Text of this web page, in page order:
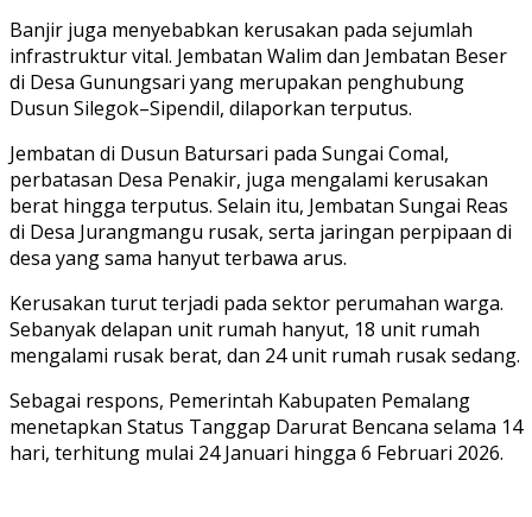
Banjir juga menyebabkan kerusakan pada sejumlah
infrastruktur vital. Jembatan Walim dan Jembatan Beser
di Desa Gunungsari yang merupakan penghubung
Dusun Silegok–Sipendil, dilaporkan terputus.
Jembatan di Dusun Batursari pada Sungai Comal,
perbatasan Desa Penakir, juga mengalami kerusakan
berat hingga terputus. Selain itu, Jembatan Sungai Reas
di Desa Jurangmangu rusak, serta jaringan perpipaan di
desa yang sama hanyut terbawa arus.
Kerusakan turut terjadi pada sektor perumahan warga.
Sebanyak delapan unit rumah hanyut, 18 unit rumah
mengalami rusak berat, dan 24 unit rumah rusak sedang.
Sebagai respons, Pemerintah Kabupaten Pemalang
menetapkan Status Tanggap Darurat Bencana selama 14
hari, terhitung mulai 24 Januari hingga 6 Februari 2026.